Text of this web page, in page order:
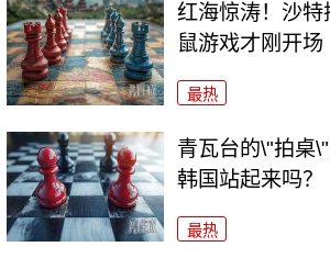
红海惊涛！沙
鼠游戏才刚开场
最热
青瓦台的\"拍桌
韩国站起来吗？
最热